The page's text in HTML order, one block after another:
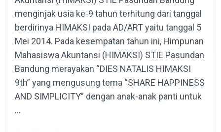
menginjak usia ke-9 tahun terhitung dari tanggal
berdirinya HIMAKSI pada AD/ART yaitu tanggal 5
Mei 2014. Pada kesempatan tahun ini, Himpunan
Mahasiswa Akuntansi (HIMAKSI) STIE Pasundan
Bandung merayakan “DIES NATALIS HIMAKSI
9th” yang mengusung tema “SHARE HAPPINESS
AND SIMPLICITY” dengan anak-anak panti untuk
…